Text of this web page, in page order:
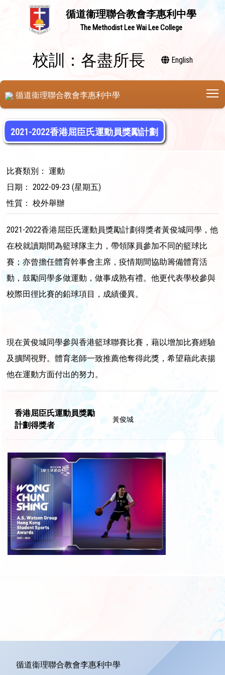
循道衞理聯合教會李惠利中學
The Methodist Lee Wai Lee College
校訓：各盡所長 English
循道衞理聯合教會李惠利中學
2021-2022香港屈臣氏運動員獎勵計劃
比賽類別： 運動
日期： 2022-09-23 (星期五)
性質： 校外舉辦
2021-2022香港屈臣氏運動員獎勵計劃得獎者黃俊城同學，他
在校就讀期間為籃球隊主力，帶領隊員參加不同的籃球比
賽；亦曾擔任體育幹事會主席，疫情期間協助籌備體育活
動，鼓勵同學多做運動，做事成熟有禮。他更代表學校參與
校際田徑比賽的鉛球項目，成績優異。
現在黃俊城同學參與香港籃球聯賽比賽，藉以增加比賽經驗
及擴闊視野。體育老師一致推薦他奪得此獎，希望藉此表揚
他在運動方面付出的努力。
香港屈臣氏運動員獎勵
計劃得獎者
黃俊城
循道衞理聯合教會李惠利中學